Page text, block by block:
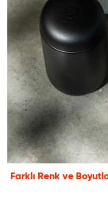
Farklı Renk ve